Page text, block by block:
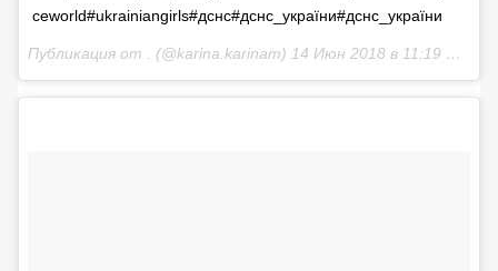
ceworld#ukrainiangirls#дснс#дснс_україни#дснс_україни
Публикация от (@karina.karinam) 14 Июн 2018 в 11:19 PDT